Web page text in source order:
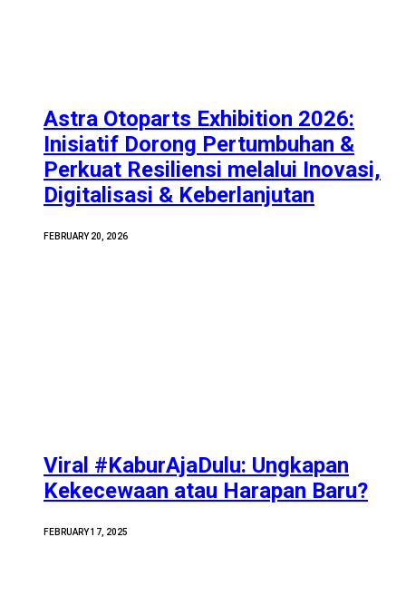
Astra Otoparts Exhibition 2026:
Inisiatif Dorong Pertumbuhan &
Perkuat Resiliensi melalui Inovasi,
Digitalisasi & Keberlanjutan
FEBRUARY 20, 2026
Viral #KaburAjaDulu: Ungkapan
Kekecewaan atau Harapan Baru?
FEBRUARY 17, 2025